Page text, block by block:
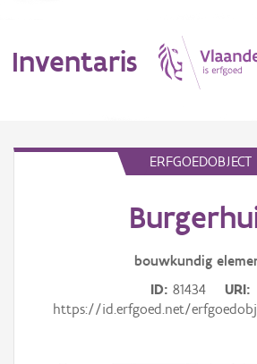
Inventaris
ERFGOEDOBJECT
bouwkundig
ID 81434
URI
https://id.erfgoed.net/